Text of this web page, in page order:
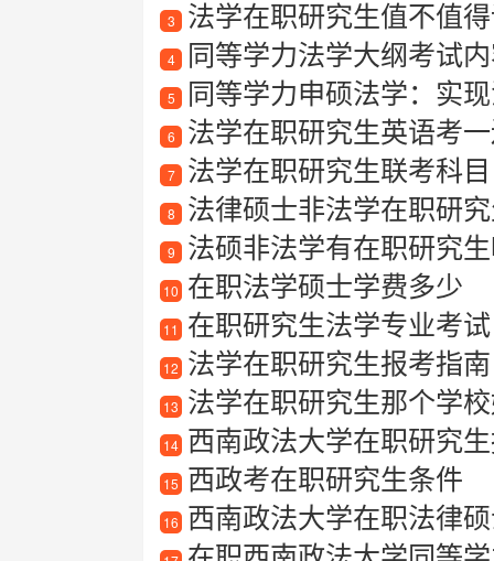
3 法学在职研究生值不值
4 同等学力法学大纲考试
5 同等学力申硕法学：实
6 法学在职研究生英语考
7 法学在职研究生联考科目
8 法律硕士非法学在职研
9 法硕非法学有在职研究
10 在职法学硕士学费多少
11 在职研究生法学专业考试
12 法学在职研究生报考指
13 法学在职研究生那个学
14 西南政法大学在职研究
15 西政考在职研究生条件
16 西南政法大学在职法律